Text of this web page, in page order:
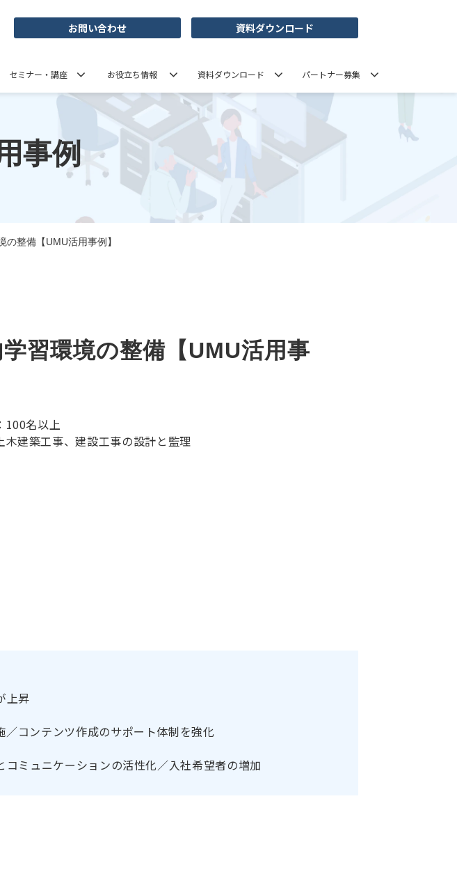
お問い合わせ 資料ダウンロード
セミナー・講座 お役立ち情報 資料ダウンロード パートナー募集
事例
整備【UMU活用事例】
習環境の整備【UMU活用事
100名以上
木建築工事、建設工事の設計と監理
上昇
コンテンツ作成のサポート体制を強化
ミュニケーションの活性化／入社希望者の増加